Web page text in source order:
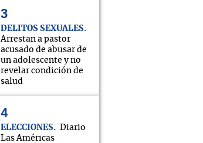
DELITOS SEXUALES
Arrestan a pastor
acusado de abusar de
un adolescente y no
revelar condición de
salud
ELECCIONES
Diario
Las Américas